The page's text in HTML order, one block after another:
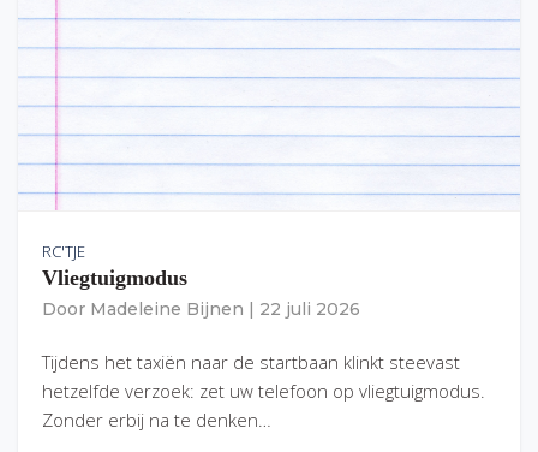
RC'TJE
Vliegtuigmodus
Door Madeleine Bijnen 22 juli 2026
Tijdens het taxiën naar de startbaan klinkt steevast
hetzelfde verzoek: zet uw telefoon op vliegtuigmodus.
Zonder erbij na te denken…